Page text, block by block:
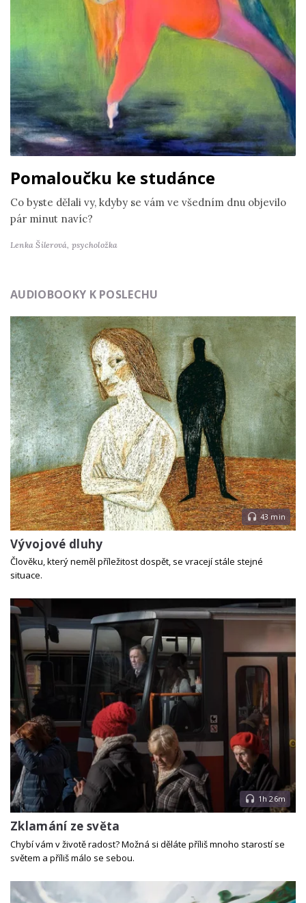
Pomaloučku ke studánce
Co byste dělali vy, kdyby se vám ve všedním dnu objevilo
pár minut navíc?
Lenka Šilerová, psycholožka
AUDIOBOOKY K POSLECHU
43 min
Vývojové dluhy
Člověku, který neměl příležitost dospět, se vracejí stále stejné
situace.
1h 26m
Zklamání ze světa
Chybí vám v životě radost? Možná si děláte příliš mnoho starostí se
světem a příliš málo se sebou.